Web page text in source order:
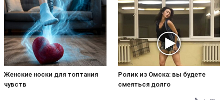
Женские носки для топтания
чувств
Ролик из Омска: вы будете
смеяться долго